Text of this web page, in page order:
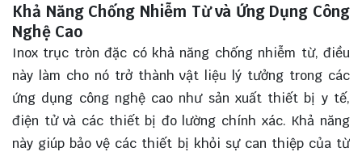
Khả Năng Chống Nhiễm Từ và Ứng Dụng Công
Nghệ Cao
Inox trục tròn đặc có khả năng chống nhiễm từ, điều
này làm cho nó trở thành vật liệu lý tưởng trong các
ứng dụng công nghệ cao như sản xuất thiết bị y tế,
điện tử và các thiết bị đo lường chính xác. Khả năng
này giúp bảo vệ các thiết bị khỏi sự can thiệp của từ